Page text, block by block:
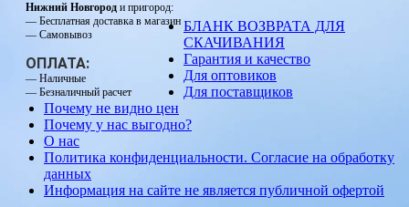
Нижний Новгород и пригород:
— Бесплатная доставка в магазин
— Самовывоз
ОПЛАТА:
— Наличные
— Безналичный расчет
БЛАНК ВОЗВРАТА ДЛЯ
СКАЧИВАНИЯ
Гарантия и качество
Для оптовиков
Для поставщиков
Почему не видно цен
Почему у нас выгодно?
О нас
Политика конфиденциальности. Согласие на обработку
данных
Информация на сайте не является публичной офертой